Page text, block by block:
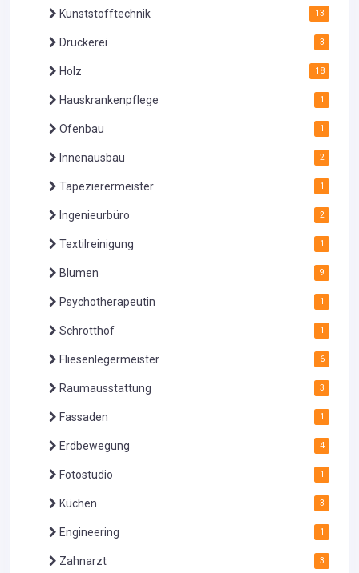
Kunststofftechnik 13
Druckerei 3
Holz 18
Hauskrankenpflege 1
Ofenbau 1
Innenausbau 2
Tapezierermeister 1
Ingenieurbüro 2
Textilreinigung 1
Blumen 9
Psychotherapeutin 1
Schrotthof 1
Fliesenlegermeister 6
Raumausstattung 3
Fassaden 1
Erdbewegung 4
Fotostudio 1
Küchen 3
Engineering 1
Zahnarzt 3